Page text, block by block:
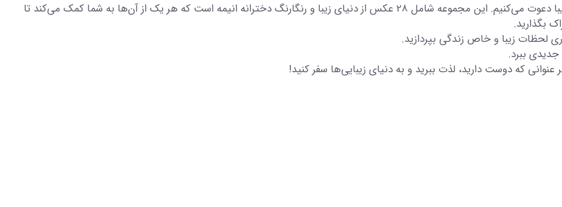
در اینجا شما را به تماشای مجموعه‌ای از عکس‌های متنوع و زیبا دعوت می‌کنیم. این مجموعه شامل 28 عکس از دنیای زیبا و رنگارنگ دخترانه انیمه است که هر یک از آن‌ها به شما کمک می‌کند تا
بگذارید.
لحظات زیبا و خاص زندگی بپردازید.
ببرد.
که دوست دارید، لذت ببرید و به دنیای زیبایی‌ها سفر کنید!